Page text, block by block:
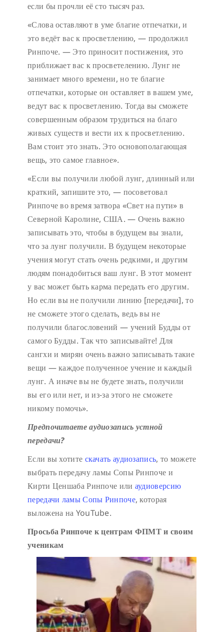
если бы прочли её сто тысяч раз.
«Слова оставляют в уме благие отпечатки, и
это ведёт вас к просветлению, — продолжил
Ринпоче. — Это приносит постижения, это
приближает вас к просветелению. Лунг не
занимает много времени, но те благие
отпечатки, которые он оставляет в вашем уме,
ведут вас к просветлению. Тогда вы сможете
совершенным образом трудиться на благо
живых существ и вести их к просветлению.
Вам стоит это знать. Это основополагающая
вещь, это самое главное».
«Если вы получили любой лунг, длинный или
краткий, запишите это, — посоветовал
Ринпоче во время затвора «Свет на пути» в
Северной Каролине, США. — Очень важно
записывать это, чтобы в будущем вы знали,
что за лунг получили. В будущем некоторые
учения могут стать очень редкими, и другим
людям понадобиться ваш лунг. В этот момент
у вас может быть карма передать его другим.
Но если вы не получили линию [передачи], то
не сможете этого сделать, ведь вы не
получили благословений — учений Будды от
самого Будды. Так что записывайте! Для
сангхи и мирян очень важно записывать такие
вещи — каждое полученное учение и каждый
лунг. А иначе вы не будете знать, получили
вы его или нет, и из-за этого не сможете
никому помочь».
Предпочитаете аудиозапись устной
передачи?
Если вы хотите скачать аудиозапись, то можете
выбрать передачу ламы Сопы Ринпоче и
Кирти Ценшаба Ринпоче или аудиоверсию
передачи ламы Сопы Ринпоче, которая
выложена на YouTube.
Просьба Ринпоче к центрам ФПМТ и своим
ученикам